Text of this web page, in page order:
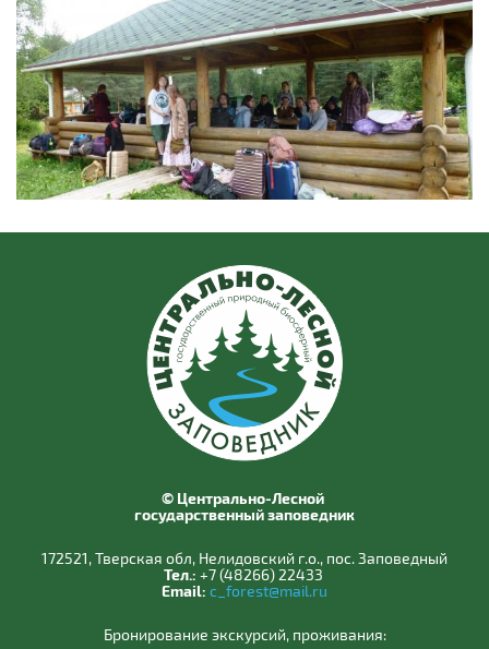
© Центрально-Лесной
государственный заповедник
172521, Тверская обл, Нелидовский г.о., пос. Заповедный
Тел.: +7 (48266) 22433
Email: c_forest@mail.ru
Бронирование экскурсий, проживания: